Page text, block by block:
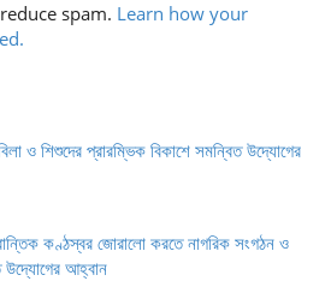
spam. Learn how your
ও শিশুদের প্রারম্ভিক বিকাশে সমন্বিত উদ্যোগের
কণ্ঠস্বর জোরালো করতে নাগরিক সংগঠন ও
উদ্যোগের আহ্বান